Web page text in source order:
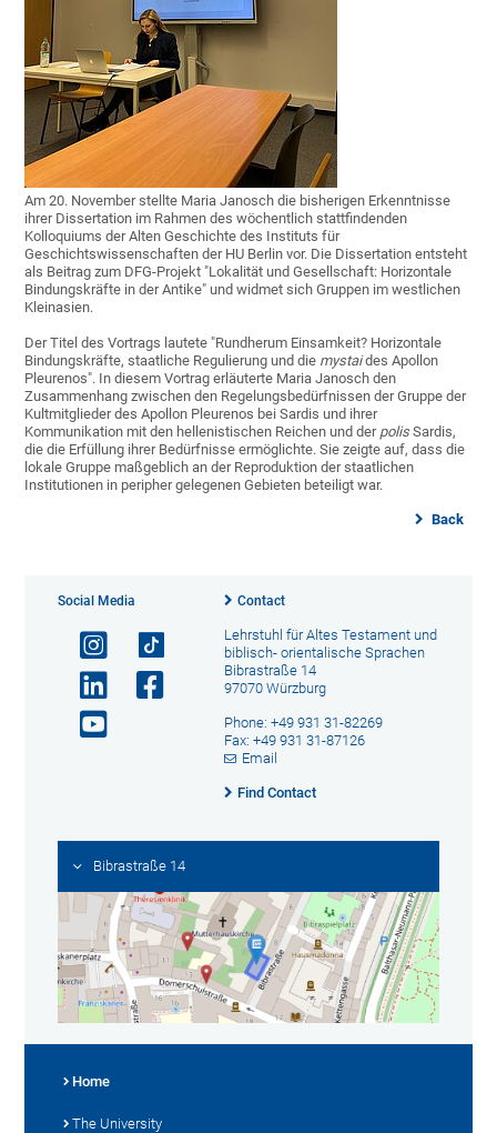
Am 20. November stellte Maria Janosch die bisherigen Erkenntnisse
ihrer Dissertation im Rahmen des wöchentlich stattfindenden
Kolloquiums der Alten Geschichte des Instituts für
Geschichtswissenschaften der HU Berlin vor. Die Dissertation entsteht
als Beitrag zum DFG-Projekt "Lokalität und Gesellschaft: Horizontale
Bindungskräfte in der Antike" und widmet sich Gruppen im westlichen
Kleinasien.
Der Titel des Vortrags lautete "Rundherum Einsamkeit? Horizontale
Bindungskräfte, staatliche Regulierung und die mystaides Apollon
Pleurenos". In diesem Vortrag erläuterte Maria Janosch den
Zusammenhang zwischen den Regelungsbedürfnissen der Gruppe der
Kultmitglieder des Apollon Pleurenos bei Sardis und ihrer
Kommunikation mit den hellenistischen Reichen und der polisSardis,
die die Erfüllung ihrer Bedürfnisse ermöglichte. Sie zeigte auf, dass die
lokale Gruppe maßgeblich an der Reproduktion der staatlichen
Institutionen in peripher gelegenen Gebieten beteiligt war.
Back
Social Media Contact
Lehrstuhl für Altes Testament und
biblisch- orientalische Sprachen
Bibrastraße 14
97070 Würzburg
Phone: +49 931 31-82269
Fax: +49 931 31-87126
Email
Find Contact
Bibrastraße 14
Home
The University